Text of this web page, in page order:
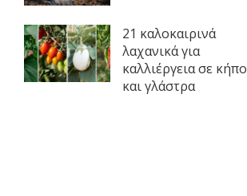
21 καλοκαιρινά
λαχανικά για
καλλιέργεια σε κήπο
και γλάστρα